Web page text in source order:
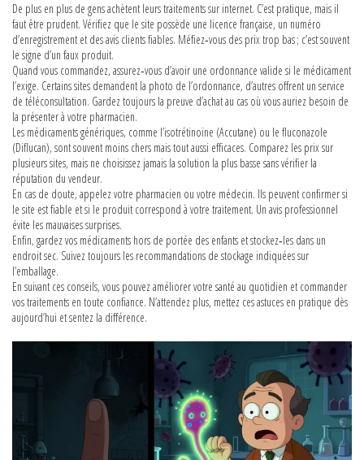
De plus en plus de gens achètent leurs traitements sur internet. C’est pratique, mais il
faut être prudent. Vérifiez que le site possède une licence française, un numéro
d’enregistrement et des avis clients fiables. Méfiez‑vous des prix trop bas ; c’est souvent
le signe d’un faux produit.
Quand vous commandez, assurez‑vous d’avoir une ordonnance valide si le médicament
l’exige. Certains sites demandent la photo de l’ordonnance, d’autres offrent un service
de téléconsultation. Gardez toujours la preuve d’achat au cas où vous auriez besoin de
la présenter à votre pharmacien.
Les médicaments génériques, comme l’isotrétinoïne (Accutane) ou le fluconazole
(Diflucan), sont souvent moins chers mais tout aussi efficaces. Comparez les prix sur
plusieurs sites, mais ne choisissez jamais la solution la plus basse sans vérifier la
réputation du vendeur.
En cas de doute, appelez votre pharmacien ou votre médecin. Ils peuvent confirmer si
le site est fiable et si le produit correspond à votre traitement. Un avis professionnel
évite les mauvaises surprises.
Enfin, gardez vos médicaments hors de portée des enfants et stockez‑les dans un
endroit sec. Suivez toujours les recommandations de stockage indiquées sur
l’emballage.
En suivant ces conseils, vous pouvez améliorer votre santé au quotidien et commander
vos traitements en toute confiance. N’attendez plus, mettez ces astuces en pratique dès
aujourd’hui et sentez la différence.